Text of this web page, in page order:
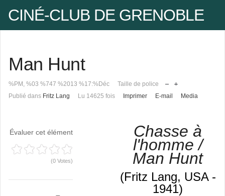
CINÉ-CLUB DE GRENOBLE
Man Hunt
%PM, %03 %747 %2013 %17:%Déc
Taille de police
Publié dans Fritz Lang Lu 14625 fois Imprimer E-mail Media
Évaluer cet élément
(0 Votes)
Chasse à
l'homme /
Man Hunt
(Fritz Lang, USA -
1941)
Pseudo
Se rappeler de moi
Mot de passe oublié ?